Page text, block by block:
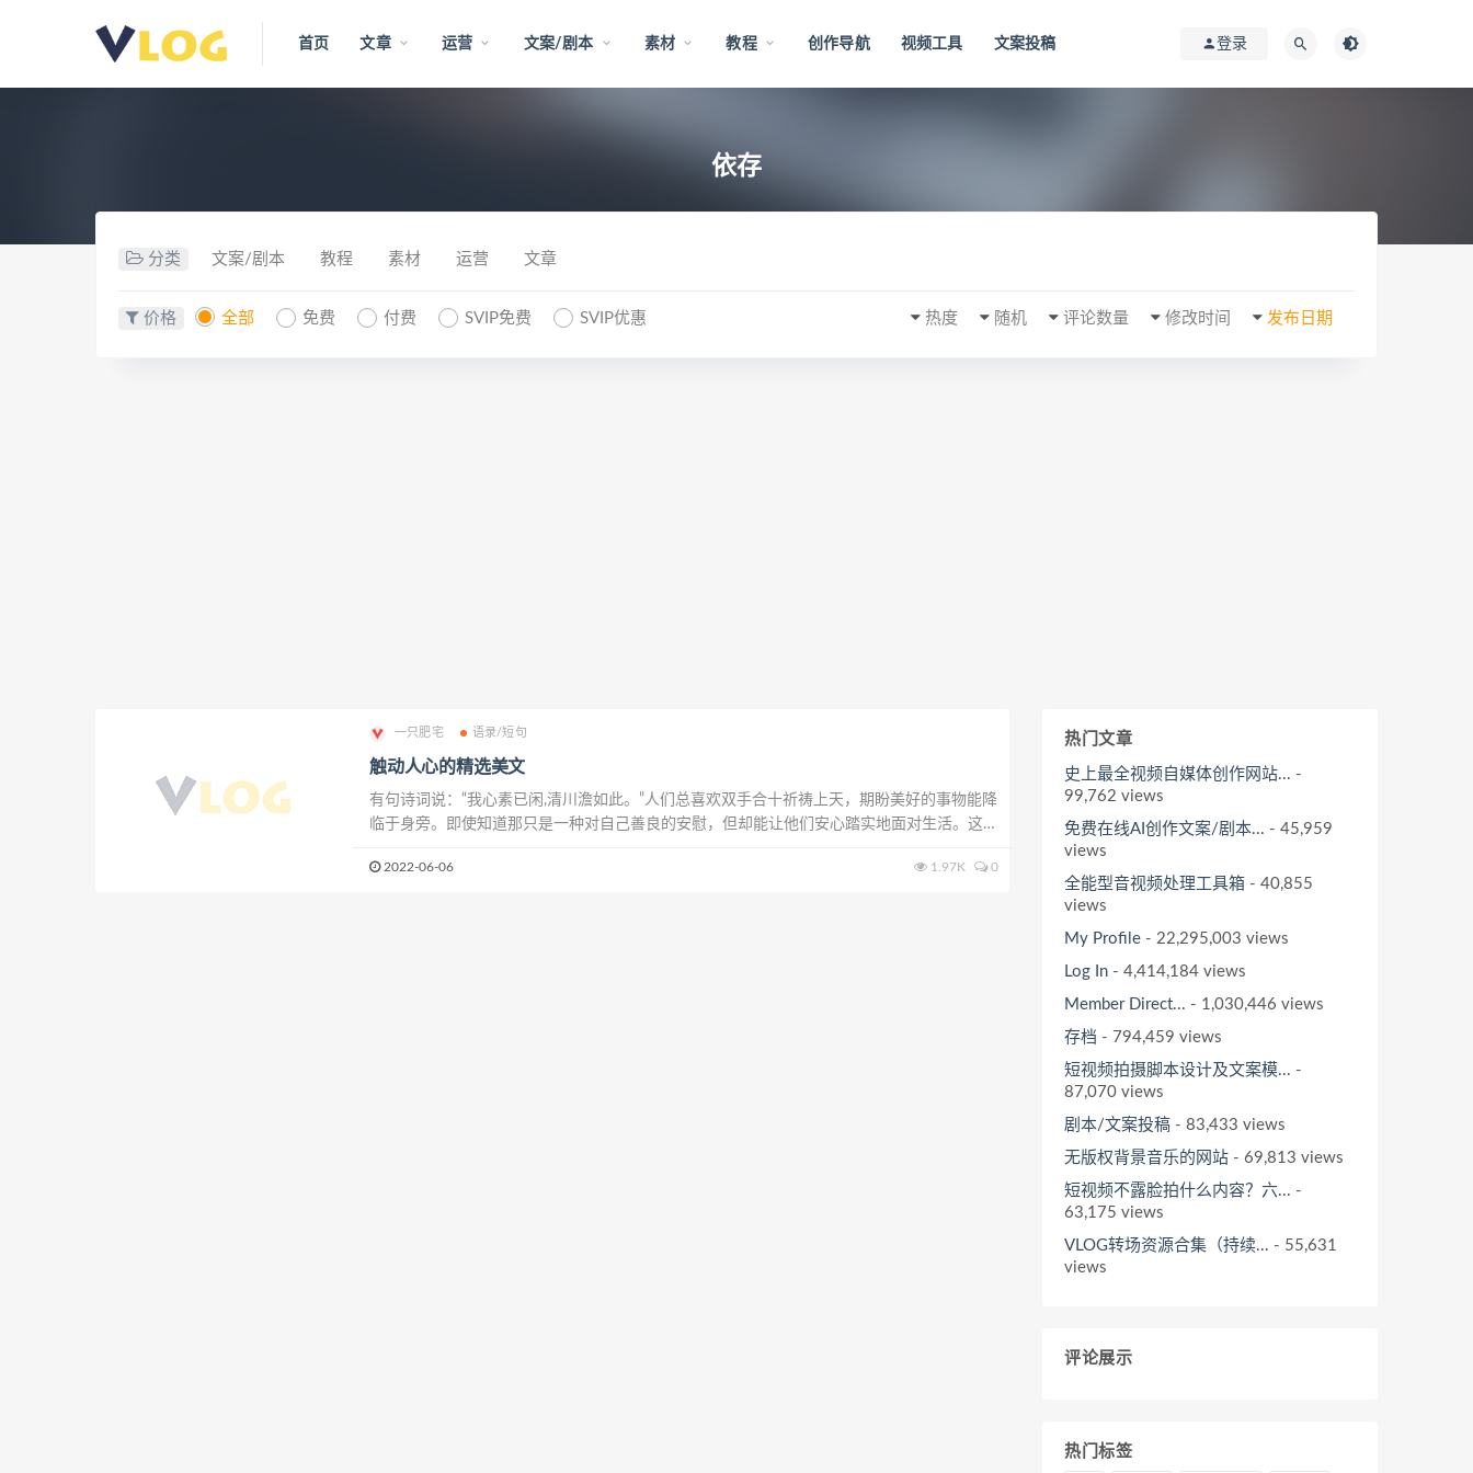
首页 文章 运营 文案/剧本 素材 教程 创作导航 视频工具 文案投稿 登录
依存
分类 文案/剧本 教程 素材 运营 文章
价格 全部 免费 付费 SVIP免费 SVIP优惠 发布日期
修改时间
评论数量
随机
热度
一只肥宅 语录/短句
触动人心的精选美文
有句诗词说：“我心素已闲,清川澹如此。”人们总喜欢双手合十祈祷上天，期盼美好的事物能降
临于身旁。即使知道那只是一种对自己善良的安慰，但却能让他们安心踏实地面对生活。这也
不消失的一缕阳光，在阳光之中采撷一些宁静，独自清欢...
2022-06-06 1.97K 0
热门文章
史上最全视频自媒体创作网站... -
99,762 views
免费在线AI创作文案/剧本... - 45,959
views
全能型音视频处理工具箱 - 40,855
views
My Profile - 22,295,003 views
Log In - 4,414,184 views
Member Direct... - 1,030,446 views
存档 - 794,459 views
短视频拍摄脚本设计及文案模... -
87,070 views
剧本/文案投稿 - 83,433 views
无版权背景音乐的网站 - 69,813 views
短视频不露脸拍什么内容？六... -
63,175 views
VLOG转场资源合集（持续... - 55,631
views
评论展示
热门标签